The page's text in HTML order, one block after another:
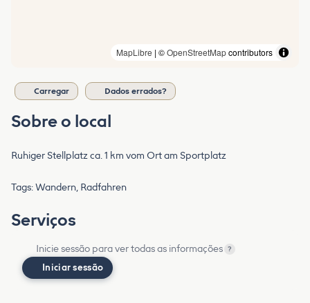
MapLibre | ©OpenStreetMapcontributors
Carregar Dados errados?
Sobre o local
Ruhiger Stellplatz ca. 1 km vom Ort am Sportplatz
Tags: Wandern, Radfahren
Serviços
Inicie sessão para ver todas as informações ?
Iniciar sessão